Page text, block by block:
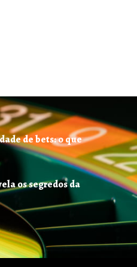
de bets: o que
os segredos da